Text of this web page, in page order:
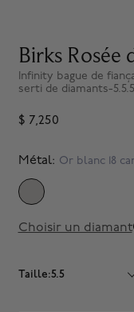
Birks
Infinity bague de
serti de diamants-
$ 7,250
Métal: Or blanc 18
SELECTED
Choisir un diamant
Taille:5.5